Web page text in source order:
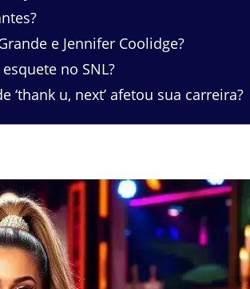
e Jennifer Coolidge?
no SNL?
u, next’ afetou sua carreira?